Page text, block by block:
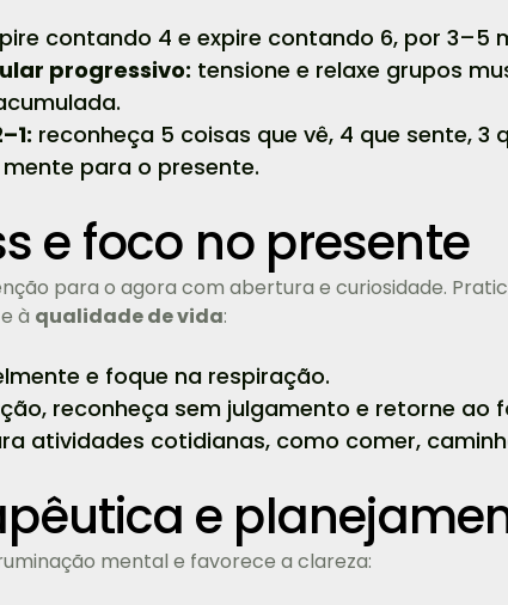
contando 4 e expire contando 6, por 3–5
progressivo: tensione e relaxe grupos
reconheça 5 coisas que vê, 4 que sente, 3
para o presente.
e foco no presente
para o agora com abertura e curiosidade.
e à qualidade de vida:
e foque na respiração.
reconheça sem julgamento e retorne ao
atividades cotidianas, como comer,
e
mental e favorece a clareza: